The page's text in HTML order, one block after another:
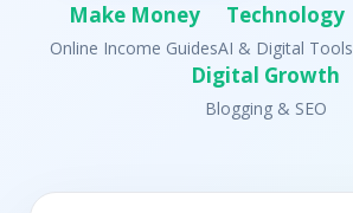
Make Money
Online Income Guides
Technology
AI & Digital Tools
Digital Growth
Blogging & SEO